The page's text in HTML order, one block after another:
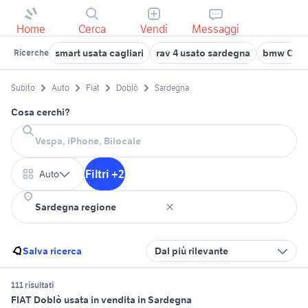
Home Cerca Vendi Messaggi
Ricerche smart usata cagliari rav 4 usato sardegna bmw
Subito Auto Fiat Doblò Sardegna
Cosa cerchi?
Auto Filtri +2
Salva ricerca Dal più rilevante
111 risultati
FIAT Doblò usata in vendita in Sardegna